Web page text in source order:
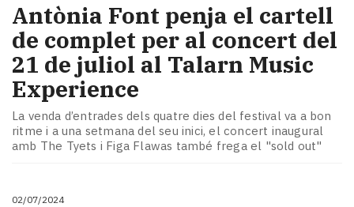
Antònia Font penja el cartell
de complet per al concert del
21 de juliol al Talarn Music
Experience
La venda d’entrades dels quatre dies del festival va a bon
ritme i a una setmana del seu inici, el concert inaugural
amb The Tyets i Figa Flawas també frega el "sold out"
02/07/2024